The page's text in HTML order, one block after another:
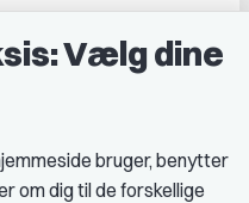
Vælg dine
bruger, benytter
om dig til de forskellige